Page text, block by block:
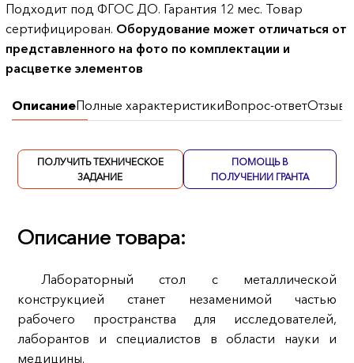
Подходит под ФГОС ДО. Гарантия 12 мес. Товар
сертифицирован. Оборудование может отличаться от
представленного на фото по комплектации и
расцветке элементов
ОписаниеПолные характеристикиВопрос-ответОтзывы
ПОЛУЧИТЬ ТЕХНИЧЕСКОЕ
ЗАДАНИЕ
ПОМОЩЬ В
ПОЛУЧЕНИИ ГРАНТА
Описание товара:
Лабораторный стол с металлической
конструкцией станет незаменимой частью
рабочего пространства для исследователей,
лаборантов и специалистов в области науки и
медицины.